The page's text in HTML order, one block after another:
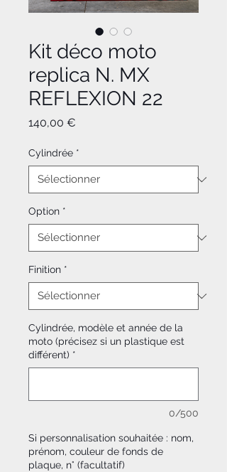
Kit déco moto
replica N. MX
REFLEXION 22
140,00 €
Cylindrée *
Option *
Finition *
Cylindrée, modèle et année de la
moto (précisez si un plastique est
différent) *
0/500
Si personnalisation souhaitée : nom,
prénom, couleur de fonds de
plaque, n° (facultatif)